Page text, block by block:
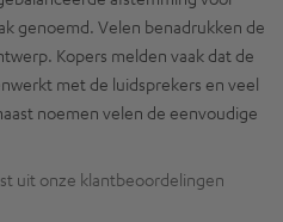
genoemd. Velen benadrukken de
Kopers melden vaak dat de
met de luidsprekers en veel
noemen velen de eenvoudige
uit onze klantbeoordelingen